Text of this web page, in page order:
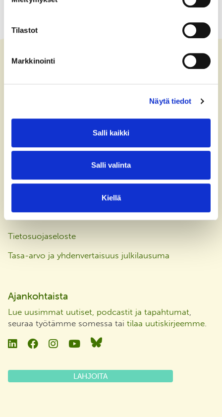
Tilastot
Markkinointi
Näytä tiedot
Salli kaikki
Salli valinta
Kiellä
donations@bsag.fi
FI-02150 Espoo
Tietosuojaseloste
Tasa-arvo ja yhdenvertaisuus julkilausuma
Ajankohtaista
Lue uusimmat uutiset, podcastit ja tapahtumat
seuraa työtämme somessa tai tilaa uutiskirjeemme
LinkedinFacebookInstagramYouTubeBluesky
LAHJOITA